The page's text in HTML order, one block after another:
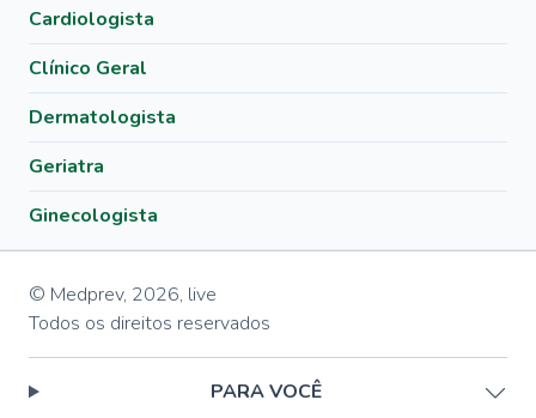
Cardiologista
Clínico Geral
Dermatologista
Geriatra
Ginecologista
© Medprev, 2026, live
Todos os direitos reservados
PARA VOCÊ